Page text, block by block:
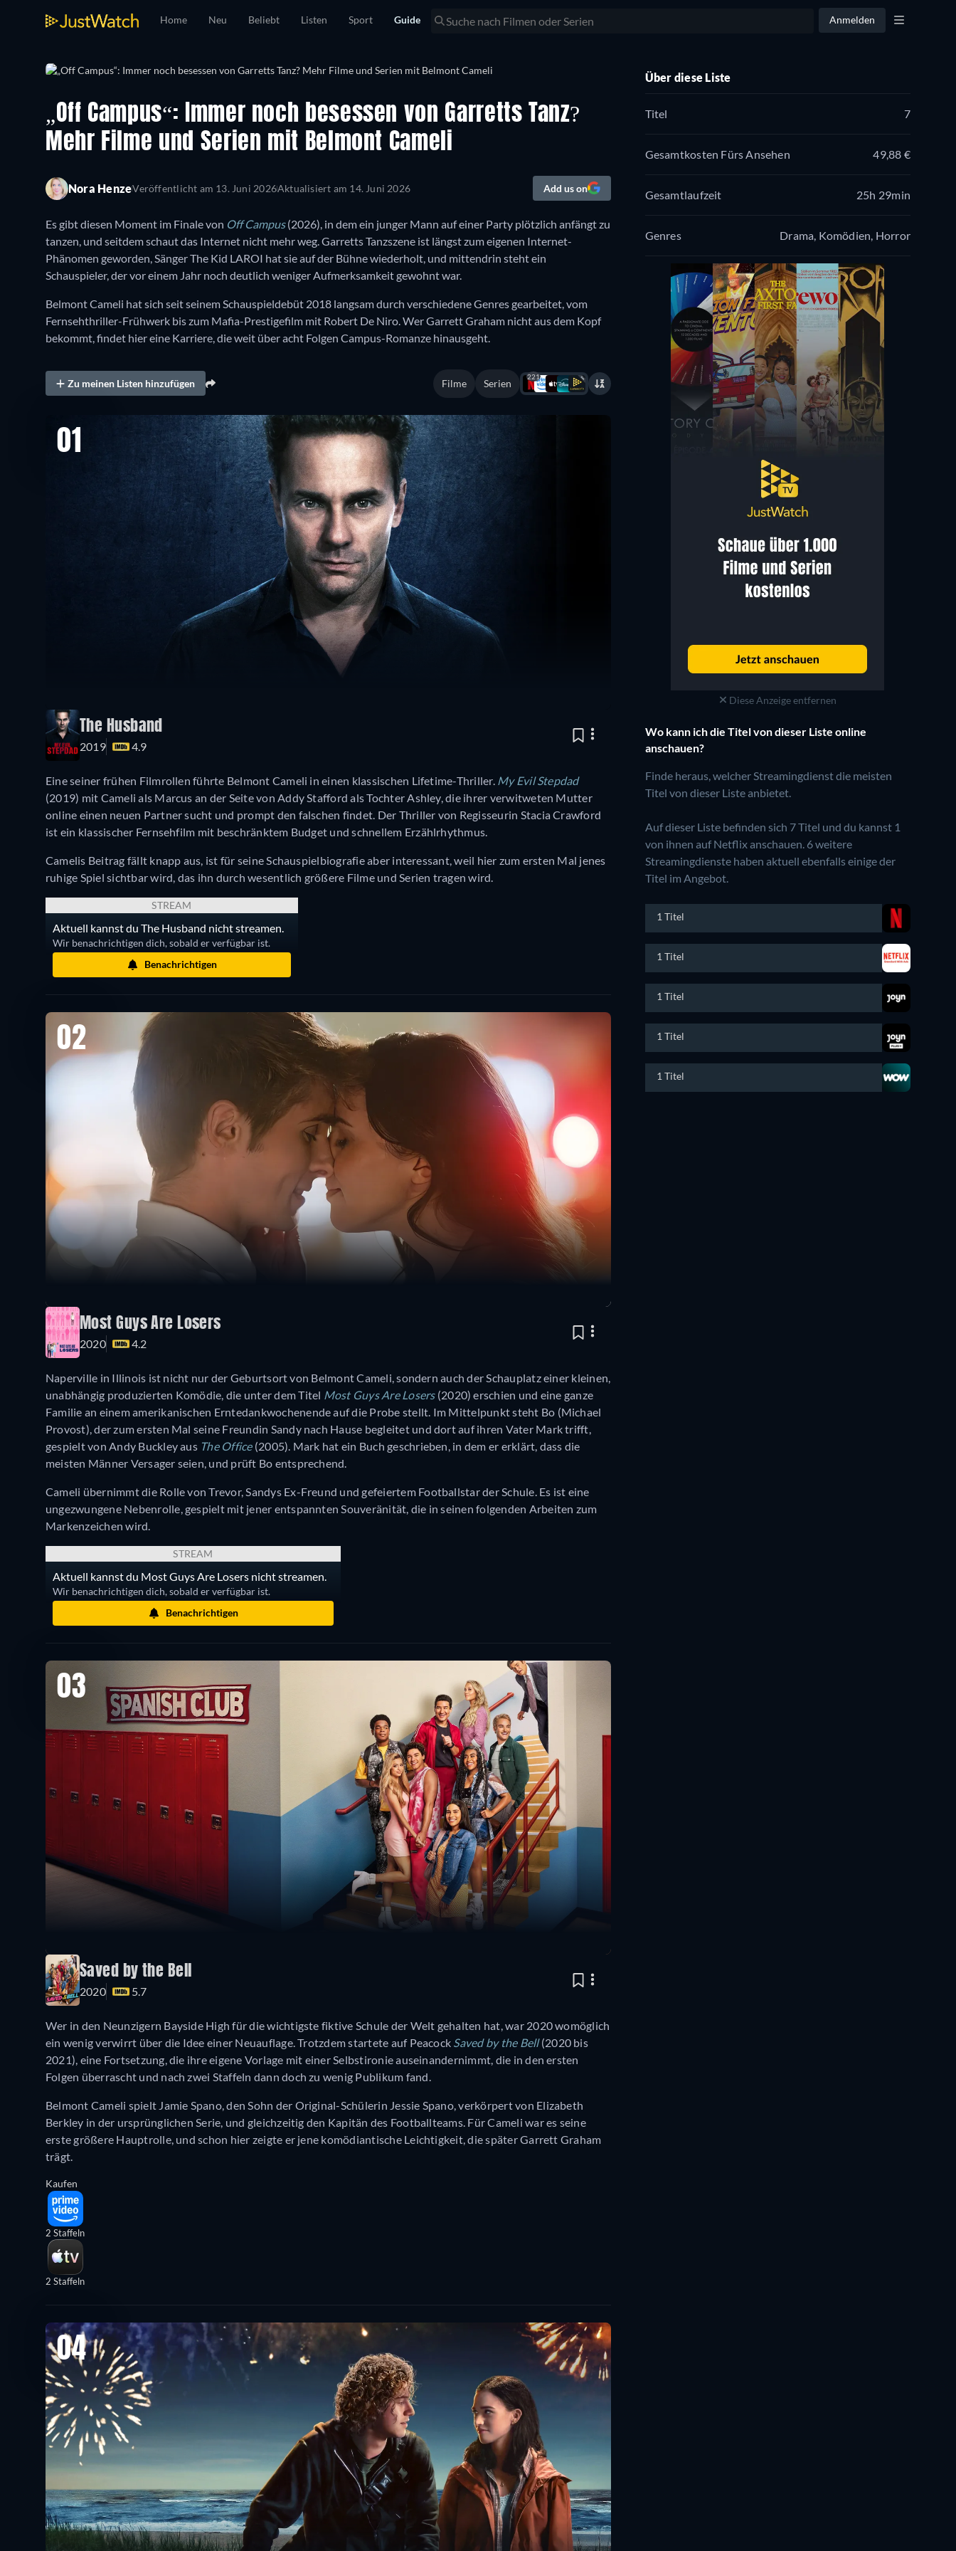
Home Neu Beliebt Listen Sport Guide Anmelden
„Off Campus“: Immer noch besessen von Garretts Tanz?
Mehr Filme und Serien mit Belmont Cameli
Nora HenzeVeröffentlicht am 13. Juni 2026Aktualisiert am 14. Juni 2026 Add us on
Es gibt diesen Moment im Finale von Off Campus(2026), in dem ein junger Mann auf einer Party plötzlich anfängt zu
tanzen, und seitdem schaut das Internet nicht mehr weg. Garretts Tanzszene ist längst zum eigenen Internet-
Phänomen geworden, Sänger The Kid LAROI hat sie auf der Bühne wiederholt, und mittendrin steht ein
Schauspieler, der vor einem Jahr noch deutlich weniger Aufmerksamkeit gewohnt war.
Belmont Cameli hat sich seit seinem Schauspieldebüt 2018 langsam durch verschiedene Genres gearbeitet, vom
Fernsehthriller-Frühwerk bis zum Mafia-Prestigefilm mit Robert De Niro. Wer Garrett Graham nicht aus dem Kopf
bekommt, findet hier eine Karriere, die weit über acht Folgen Campus-Romanze hinausgeht.
Zu meinen Listen hinzufügen Filme Serien
221
01
The Husband
2019 4.9
Eine seiner frühen Filmrollen führte Belmont Cameli in einen klassischen Lifetime-Thriller. My Evil Stepdad
(2019) mit Cameli als Marcus an der Seite von Addy Stafford als Tochter Ashley, die ihrer verwitweten Mutter
online einen neuen Partner sucht und prompt den falschen findet. Der Thriller von Regisseurin Stacia Crawford
ist ein klassischer Fernsehfilm mit beschränktem Budget und schnellem Erzählrhythmus.
Camelis Beitrag fällt knapp aus, ist für seine Schauspielbiografie aber interessant, weil hier zum ersten Mal jenes
ruhige Spiel sichtbar wird, das ihn durch wesentlich größere Filme und Serien tragen wird.
STREAM
Aktuell kannst du The Husband nicht streamen.
Wir benachrichtigen dich, sobald er verfügbar ist.
Benachrichtigen
02
Most Guys Are Losers
2020 4.2
Naperville in Illinois ist nicht nur der Geburtsort von Belmont Cameli, sondern auch der Schauplatz einer kleinen,
unabhängig produzierten Komödie, die unter dem Titel Most Guys Are Losers(2020) erschien und eine ganze
Familie an einem amerikanischen Erntedankwochenende auf die Probe stellt. Im Mittelpunkt steht Bo (Michael
Provost), der zum ersten Mal seine Freundin Sandy nach Hause begleitet und dort auf ihren Vater Mark trifft,
gespielt von Andy Buckley aus The Office(2005). Mark hat ein Buch geschrieben, in dem er erklärt, dass die
meisten Männer Versager seien, und prüft Bo entsprechend.
Cameli übernimmt die Rolle von Trevor, Sandys Ex-Freund und gefeiertem Footballstar der Schule. Es ist eine
ungezwungene Nebenrolle, gespielt mit jener entspannten Souveränität, die in seinen folgenden Arbeiten zum
Markenzeichen wird.
STREAM
Aktuell kannst du Most Guys Are Losers nicht streamen.
Wir benachrichtigen dich, sobald er verfügbar ist.
Benachrichtigen
03
Saved by the Bell
2020 5.7
Wer in den Neunzigern Bayside High für die wichtigste fiktive Schule der Welt gehalten hat, war 2020 womöglich
ein wenig verwirrt über die Idee einer Neuauflage. Trotzdem startete auf Peacock Saved by the Bell(2020 bis
2021), eine Fortsetzung, die ihre eigene Vorlage mit einer Selbstironie auseinandernimmt, die in den ersten
Folgen überrascht und nach zwei Staffeln dann doch zu wenig Publikum fand.
Belmont Cameli spielt Jamie Spano, den Sohn der Original-Schülerin Jessie Spano, verkörpert von Elizabeth
Berkley in der ursprünglichen Serie, und gleichzeitig den Kapitän des Footballteams. Für Cameli war es seine
erste größere Hauptrolle, und schon hier zeigte er jene komödiantische Leichtigkeit, die später Garrett Graham
trägt.
Kaufen
2 Staffeln
2 Staffeln
04
Über diese Liste
Titel 7
Gesamtkosten Fürs Ansehen 49,88 €
Gesamtlaufzeit 25h 29min
Genres Drama, Komödien, Horror
Diese Anzeige entfernen
Wo kann ich die Titel von dieser Liste online
anschauen?
Finde heraus, welcher Streamingdienst die meisten
Titel von dieser Liste anbietet.
Auf dieser Liste befinden sich 7 Titel und du kannst 1
von ihnen auf Netflix anschauen. 6 weitere
Streamingdienste haben aktuell ebenfalls einige der
Titel im Angebot.
1 Titel
1 Titel
1 Titel
1 Titel
1 Titel